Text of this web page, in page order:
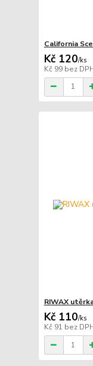
California
Kč 120/ks
Kč 99 bez
RIWAX
Kč 110/ks
Kč 91 bez